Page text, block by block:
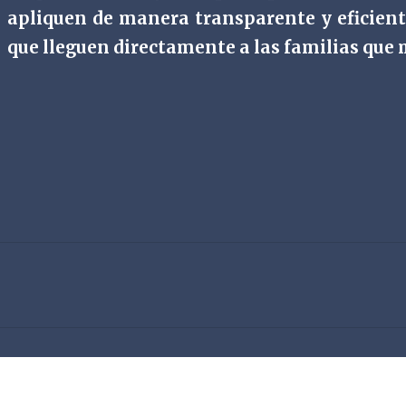
apliquen de manera transparente y
que lleguen directamente a las familias que